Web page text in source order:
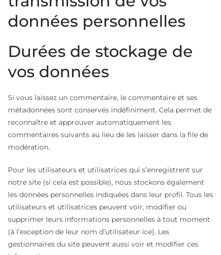
données personnelles
Durées de stockage de
vos données
Si vous laissez un commentaire, le commentaire et ses
métadonnées sont conservés indéfiniment. Cela permet de
reconnaître et approuver automatiquement les
commentaires suivants au lieu de les laisser dans la file de
modération.
Pour les utilisateurs et utilisatrices qui s’enregistrent sur
notre site (si cela est possible), nous stockons également
les données personnelles indiquées dans leur profil. Tous les
utilisateurs et utilisatrices peuvent voir, modifier ou
supprimer leurs informations personnelles à tout moment
(à l’exception de leur nom d’utilisateur·ice). Les
gestionnaires du site peuvent aussi voir et modifier ces